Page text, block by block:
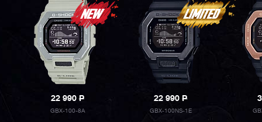
22 990P
GBX-100-8A
22 990P
GBX-100NS-1E